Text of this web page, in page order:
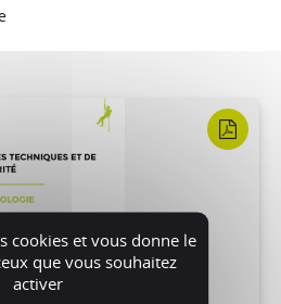
cookies et vous donne le
que vous souhaitez
activer